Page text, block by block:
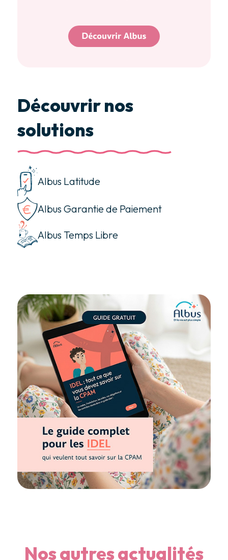
Découvrir nos
solutions
Albus Latitude
Albus Garantie de Paiement
Albus Temps Libre
Nos autres actualités